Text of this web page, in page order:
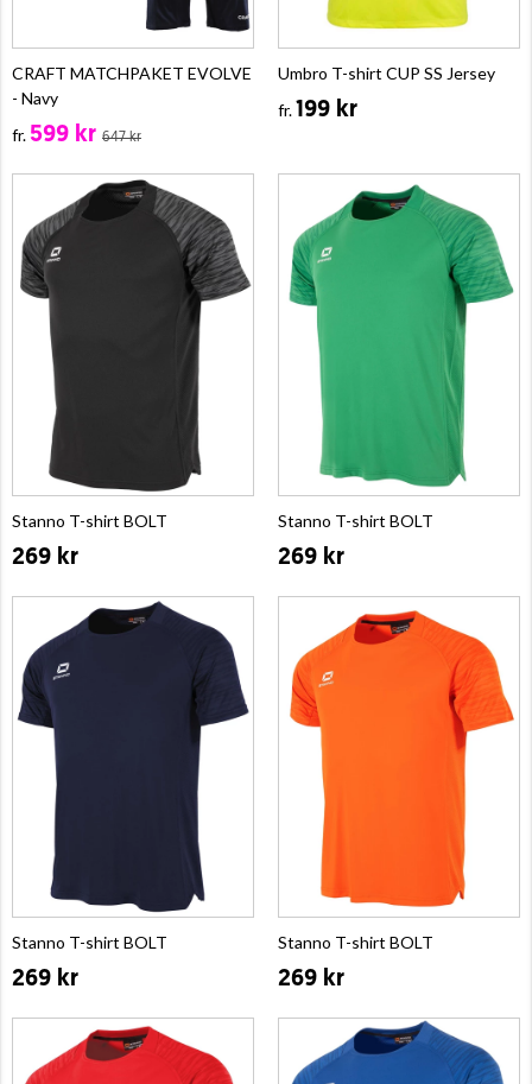
CRAFT MATCHPAKET EVOLVE
- Navy
fr.599 kr 647 kr
Umbro T-shirt CUP SS Jersey
fr.199 kr
Stanno T-shirt BOLT
269 kr
Stanno T-shirt BOLT
269 kr
Stanno T-shirt BOLT
269 kr
Stanno T-shirt BOLT
269 kr